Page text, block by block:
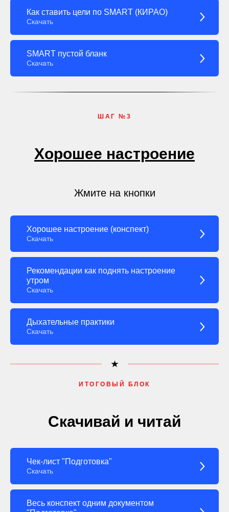
Как ставить цели по SMART (КИРАО)
Скачать
SMART пустой бланк
Скачать
ШАГ №3
Хорошее настроение
Жмите на кнопки
Хорошее настроение (конспект)
Скачать
Рекомендации как поднять настроение
утром
Скачать
Дыхательные практики
Скачать
ИТОГОВЫЙ БЛОК
Скачивай и читай
Чек-лист "Подготовка"
Скачать
Весь конспект одним документом